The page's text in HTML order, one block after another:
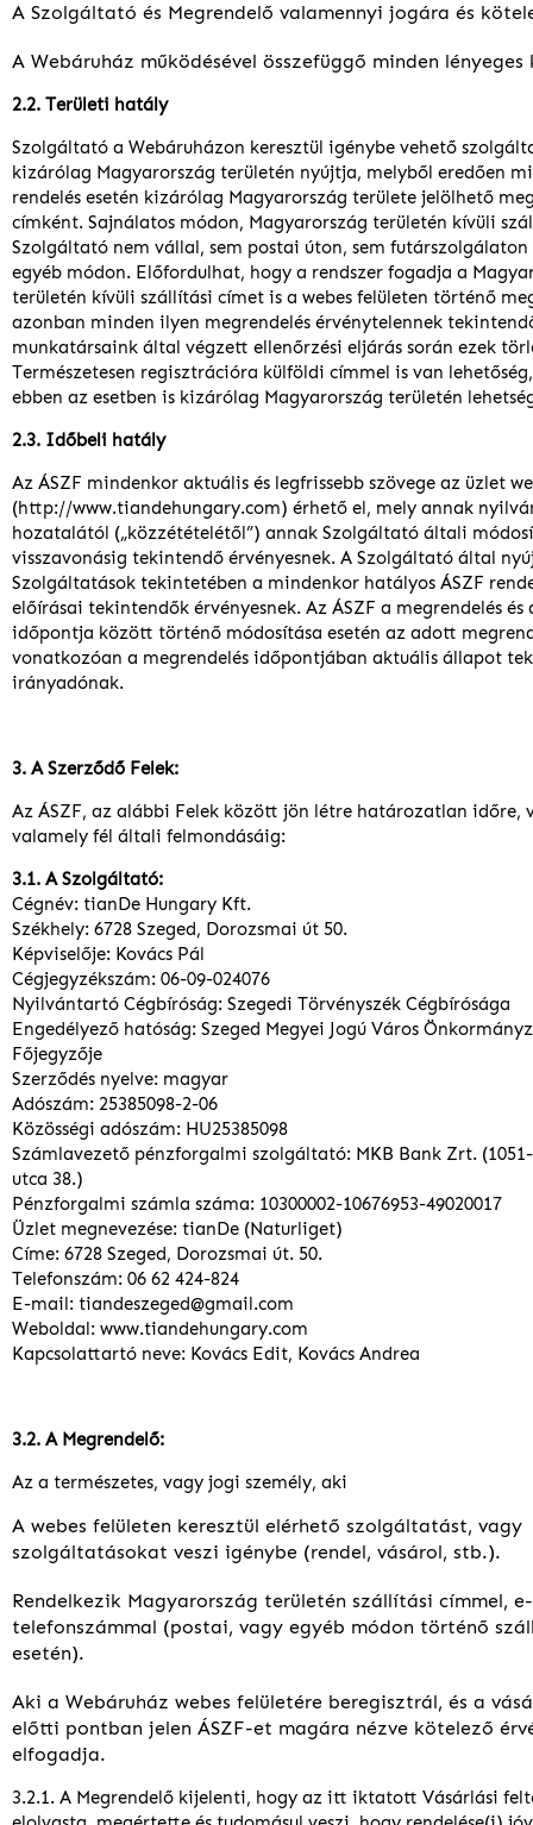
A Szolgáltató és Megrendelő valamennyi jogára és
A Webáruház működésével összefüggő minden lényeges
2.2. Területi hatály
Szolgáltató a Webáruházon keresztül igénybe vehető
kizárólag Magyarország területén nyújtja, melyből eredően
rendelés esetén kizárólag Magyarország területe jelölhető
címként. Sajnálatos módon, Magyarország területén kívüli
Szolgáltató nem vállal, sem postai úton, sem futárszolgálaton
egyéb módon. Előfordulhat, hogy a rendszer fogadja a
területén kívüli szállítási címet is a webes felületen történő
azonban minden ilyen megrendelés érvénytelennek
munkatársaink által végzett ellenőrzési eljárás során ezek
Természetesen regisztrációra külföldi címmel is van
ebben az esetben is kizárólag Magyarország területén
2.3. Időbeli hatály
Az ÁSZF mindenkor aktuális és legfrissebb szövege az üzlet
(http://www.tiandehungary.com) érhető el, mely annak
hozatalától („közzétételétől”) annak Szolgáltató általi
visszavonásig tekintendő érvényesnek. A Szolgáltató által
Szolgáltatások tekintetében a mindenkor hatályos ÁSZF
előírásai tekintendők érvényesnek. Az ÁSZF a megrendelés és
időpontja között történő módosítása esetén az adott
vonatkozóan a megrendelés időpontjában aktuális állapot
irányadónak.
3. A Szerződő Felek:
Az ÁSZF, az alábbi Felek között jön létre határozatlan időre,
valamely fél általi felmondásáig:
3.1. A Szolgáltató:
Cégnév: tianDe Hungary Kft.
Székhely: 6728 Szeged, Dorozsmai út 50.
Képviselője: Kovács Pál
Cégjegyzékszám: 06-09-024076
Nyilvántartó Cégbíróság: Szegedi Törvényszék Cégbírósága
Engedélyező hatóság: Szeged Megyei Jogú Város
Főjegyzője
Szerződés nyelve: magyar
Adószám: 25385098-2-06
Közösségi adószám: HU25385098
Számlavezető pénzforgalmi szolgáltató: MKB Bank Zrt.
utca 38.)
Pénzforgalmi számla száma: 10300002-10676953-49020017
Üzlet megnevezése: tianDe (Naturliget)
Címe: 6728 Szeged, Dorozsmai út. 50.
Telefonszám: 06 62 424-824
E-mail: tiandeszeged@gmail.com
Weboldal: www.tiandehungary.com
Kapcsolattartó neve: Kovács Edit, Kovács Andrea
3.2. A Megrendelő:
Az a természetes, vagy jogi személy, aki
A webes felületen keresztül elérhető szolgáltatást, vagy
szolgáltatásokat veszi igénybe (rendel, vásárol, stb.).
Rendelkezik Magyarország területén szállítási címmel,
telefonszámmal (postai, vagy egyéb módon történő
esetén).
Aki a Webáruház webes felületére beregisztrál, és a
előtti pontban jelen ÁSZF-et magára nézve kötelező
elfogadja.
3.2.1. A Megrendelő kijelenti, hogy az itt iktatott Vásárlási